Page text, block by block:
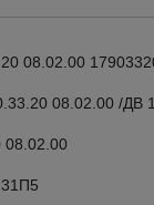
08.02.00
08.02.00 /
08.02.00